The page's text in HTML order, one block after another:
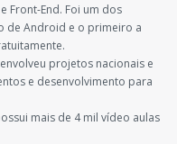
Front-End. Foi um dos
de Android e o primeiro a
projetos nacionais e
e desenvolvimento para
mais de 4 mil vídeo aulas